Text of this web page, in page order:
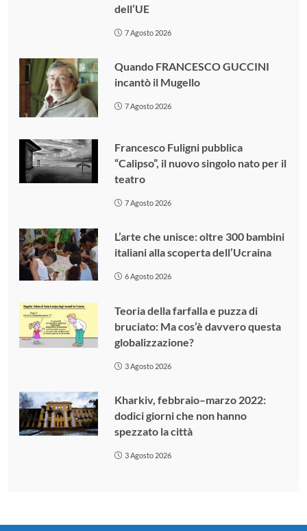
dell’UE
7 Agosto 2026
Quando FRANCESCO GUCCINI
incantò il Mugello
7 Agosto 2026
Francesco Fuligni pubblica
“Calipso”, il nuovo singolo nato per il
teatro
7 Agosto 2026
L’arte che unisce: oltre 300 bambini
italiani alla scoperta dell’Ucraina
6 Agosto 2026
Teoria della farfalla e puzza di
bruciato: Ma cos’è davvero questa
globalizzazione?
3 Agosto 2026
Kharkiv, febbraio–marzo 2022:
dodici giorni che non hanno
spezzato la città
3 Agosto 2026